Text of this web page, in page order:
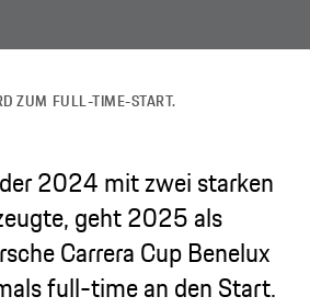
ZUM FULL-TIME-START.
2024 mit zwei starken
geht 2025 als
Carrera Cup Benelux
full-time an den Start.